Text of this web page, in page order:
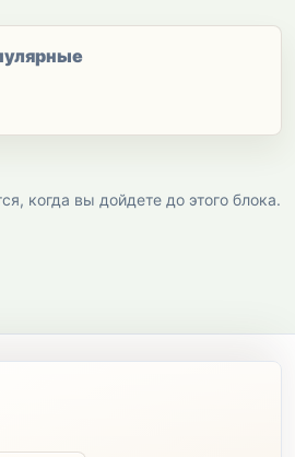
когда вы дойдете до этого блока.